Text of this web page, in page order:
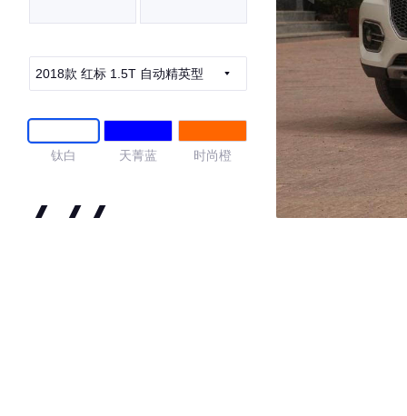
2018款 红标 1.5T 自动精英型
钛白 天菁蓝 时尚橙
4.44